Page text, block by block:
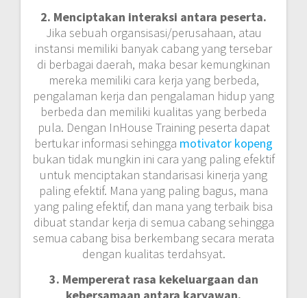
2. Menciptakan interaksi antara peserta.
Jika sebuah organsisasi/perusahaan, atau
instansi memiliki banyak cabang yang tersebar
di berbagai daerah, maka besar kemungkinan
mereka memiliki cara kerja yang berbeda,
pengalaman kerja dan pengalaman hidup yang
berbeda dan memiliki kualitas yang berbeda
pula. Dengan InHouse Training peserta dapat
bertukar informasi sehingga motivator kopeng
bukan tidak mungkin ini cara yang paling efektif
untuk menciptakan standarisasi kinerja yang
paling efektif. Mana yang paling bagus, mana
yang paling efektif, dan mana yang terbaik bisa
dibuat standar kerja di semua cabang sehingga
semua cabang bisa berkembang secara merata
dengan kualitas terdahsyat.
3. Mempererat rasa kekeluargaan dan
kebersamaan antara karyawan.